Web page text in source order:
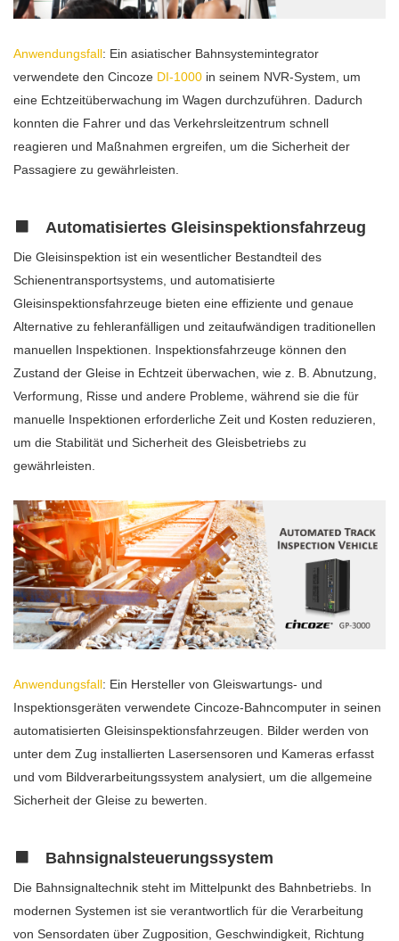
Anwendungsfall: Ein asiatischer Bahnsystemintegrator
verwendete den Cincoze DI-1000 in seinem NVR-System, um
eine Echtzeitüberwachung im Wagen durchzuführen. Dadurch
konnten die Fahrer und das Verkehrsleitzentrum schnell
reagieren und Maßnahmen ergreifen, um die Sicherheit der
Passagiere zu gewährleisten.
Automatisiertes Gleisinspektionsfahrzeug
Die Gleisinspektion ist ein wesentlicher Bestandteil des
Schienentransportsystems, und automatisierte
Gleisinspektionsfahrzeuge bieten eine effiziente und genaue
Alternative zu fehleranfälligen und zeitaufwändigen traditionellen
manuellen Inspektionen. Inspektionsfahrzeuge können den
Zustand der Gleise in Echtzeit überwachen, wie z. B. Abnutzung,
Verformung, Risse und andere Probleme, während sie die für
manuelle Inspektionen erforderliche Zeit und Kosten reduzieren,
um die Stabilität und Sicherheit des Gleisbetriebs zu
gewährleisten.
Anwendungsfall: Ein Hersteller von Gleiswartungs- und
Inspektionsgeräten verwendete Cincoze-Bahncomputer in seinen
automatisierten Gleisinspektionsfahrzeugen. Bilder werden von
unter dem Zug installierten Lasersensoren und Kameras erfasst
und vom Bildverarbeitungssystem analysiert, um die allgemeine
Sicherheit der Gleise zu bewerten.
Bahnsignalsteuerungssystem
Die Bahnsignaltechnik steht im Mittelpunkt des Bahnbetriebs. In
modernen Systemen ist sie verantwortlich für die Verarbeitung
von Sensordaten über Zugposition, Geschwindigkeit, Richtung